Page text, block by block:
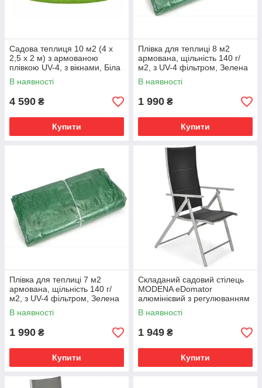
Садова теплиця 10 м2 (4 х
2,5 х 2 м) з армованою
плівкою UV-4, з вікнами, Біла
В наявності
4 590 ₴
Купити
Плівка для теплиці 8 м2
армована, щільність 140 г/
м2, з UV-4 фільтром, Зелена
В наявності
1 990 ₴
Купити
Плівка для теплиці 7 м2
армована, щільність 140 г/
м2, з UV-4 фільтром, Зелена
В наявності
1 990 ₴
Купити
Складаний садовий стілець
MODENA eDomator
алюмінієвий з регулюванням
спинки, Чорний
В наявності
1 949 ₴
Купити